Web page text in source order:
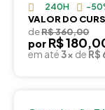
240H -
VALOR DO
deR$ 360,00
por R$
em até3x de R$